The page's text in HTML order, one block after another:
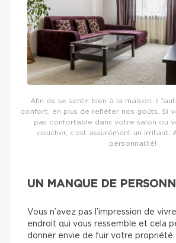
Afin de se sentir bien à la maison, il faut
confort, en plus de refléter nos goûts. Si
pas confortable dans votre salon ou
coucher, c’est assurément un irritant.
personnalité!
UN MANQUE DE
Vous n’avez pas l’impression de
endroit qui vous ressemble et cela
donner envie de fuir votre propriété.